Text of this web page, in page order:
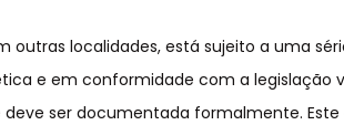
outras localidades, está sujeito a uma
e em conformidade com a legislação
ser documentada formalmente.